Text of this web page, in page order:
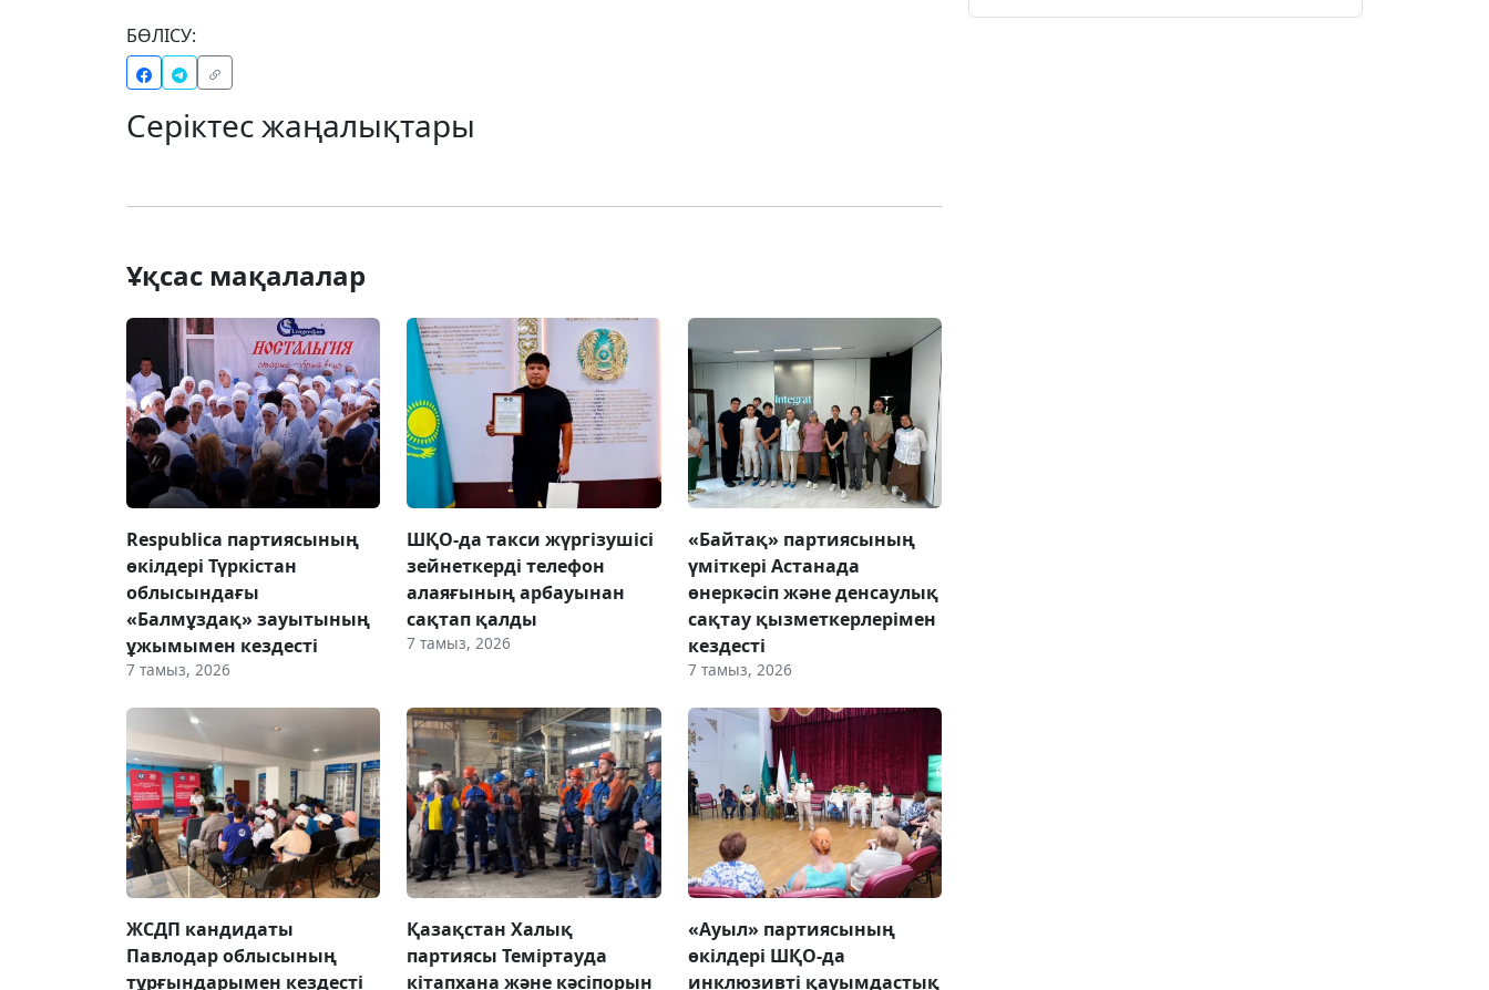
БӨЛІСУ:
Серіктес жаңалықтары
Ұқсас мақалалар
Respublica партиясының
өкілдері Түркістан
облысындағы
«Балмұздақ» зауытының
ұжымымен кездесті
7 тамыз, 2026
ШҚО-да такси жүргізушісі
зейнеткерді телефон
алаяғының арбауынан
сақтап қалды
7 тамыз, 2026
«Байтақ» партиясының
үміткері Астанада
өнеркәсіп және денсаулық
сақтау қызметкерлерімен
кездесті
7 тамыз, 2026
ЖСДП кандидаты
Павлодар облысының
тұрғындарымен кездесті
Қазақстан Халық
партиясы Теміртауда
кітапхана және кәсіпорын
«Ауыл» партиясының
өкілдері ШҚО-да
инклюзивті қауымдастық